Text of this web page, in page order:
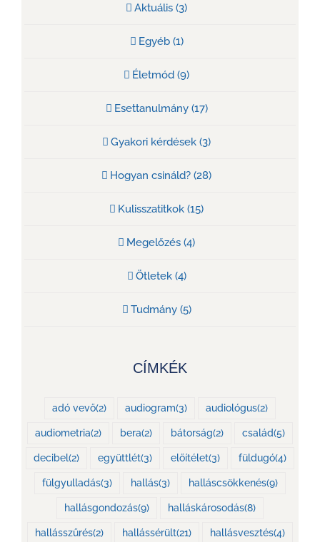
Aktuális (3)
Egyéb (1)
Életmód (9)
Esettanulmány (17)
Gyakori kérdések (3)
Hogyan csináld? (28)
Kulisszatitkok (15)
Megelőzés (4)
Ötletek (4)
Tudmány (5)
CÍMKÉK
adó vevő(2) audiogram(3) audiológus(2)
audiometria(2) bera(2) bátorság(2) család(5)
decibel(2) együttlét(3) előítélet(3) füldugó(4)
fülgyulladás(3) hallás(3) halláscsökkenés(9)
hallásgondozás(9) halláskárosodás(8)
hallásszűrés(2) hallássérült(21) hallásvesztés(4)